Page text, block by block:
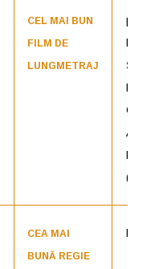
CEL MAI BUN
FILM DE
LUNGMETRAJ
Florin
Șerban,
Bogdan
George
Apetri |
CEA MAI
BUNĂ REGIE